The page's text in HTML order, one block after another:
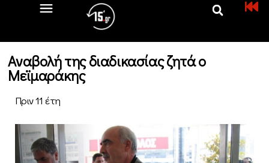
Αναβολή της διαδικασίας ζητά ο
Μεϊμαράκης
Πριν 11 έτη